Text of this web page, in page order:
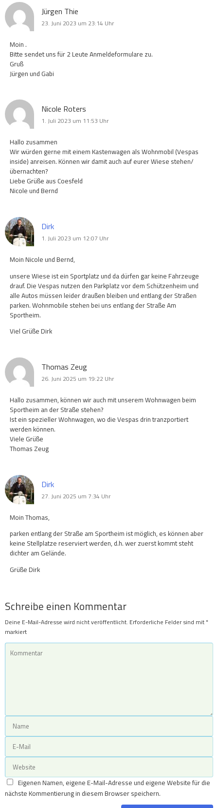
Jürgen Thie
23. Juni 2023 um 23:14 Uhr
Moin .
Bitte sendet uns für 2 Leute Anmeldeformulare zu.
Gruß
Jürgen und Gabi
Nicole Roters
1. Juli 2023 um 11:53 Uhr
Hallo zusammen
Wir würden gerne mit einem Kastenwagen als Wohnmobil (Vespas
inside) anreisen. Können wir damit auch auf eurer Wiese stehen/
übernachten?
Liebe Grüße aus Coesfeld
Nicole und Bernd
Dirk
1. Juli 2023 um 12:07 Uhr
Moin Nicole und Bernd,
unsere Wiese ist ein Sportplatz und da dürfen gar keine Fahrzeuge
drauf. Die Vespas nutzen den Parkplatz vor dem Schützenheim und
alle Autos müssen leider draußen bleiben und entlang der Straßen
parken. Wohnmobile stehen bei uns entlang der Straße Am
Sportheim.
Viel Grüße Dirk
Thomas Zeug
26. Juni 2025 um 19:22 Uhr
Hallo zusammen, können wir auch mit unserem Wohnwagen beim
Sportheim an der Straße stehen?
Ist ein spezieller Wohnwagen, wo die Vespas drin tranzportiert
werden können.
Viele Grüße
Thomas Zeug
Dirk
27. Juni 2025 um 7:34 Uhr
Moin Thomas,
parken entlang der Straße am Sportheim ist möglich, es können aber
keine Stellplatze reserviert werden, d.h. wer zuerst kommt steht
dichter am Gelände.
Grüße Dirk
Schreibe einen Kommentar
Deine E-Mail-Adresse wird nicht veröffentlicht. Erforderliche Felder sind mit*
markiert
Eigenen Namen, eigene E-Mail-Adresse und eigene Website für die
nächste Kommentierung in diesem Browser speichern.